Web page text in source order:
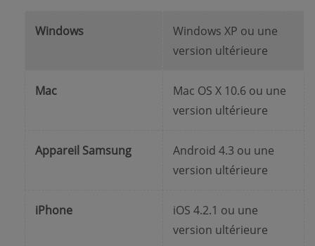
Windows
Windows XP ou une
version ultérieure
Mac
Mac OS X 10.6 ou une
version ultérieure
Appareil Samsung
Android 4.3 ou une
version ultérieure
iPhone
iOS 4.2.1 ou une
version ultérieure